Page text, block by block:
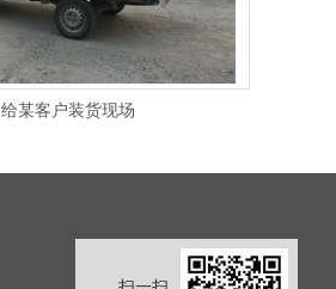
给某客户装货现场